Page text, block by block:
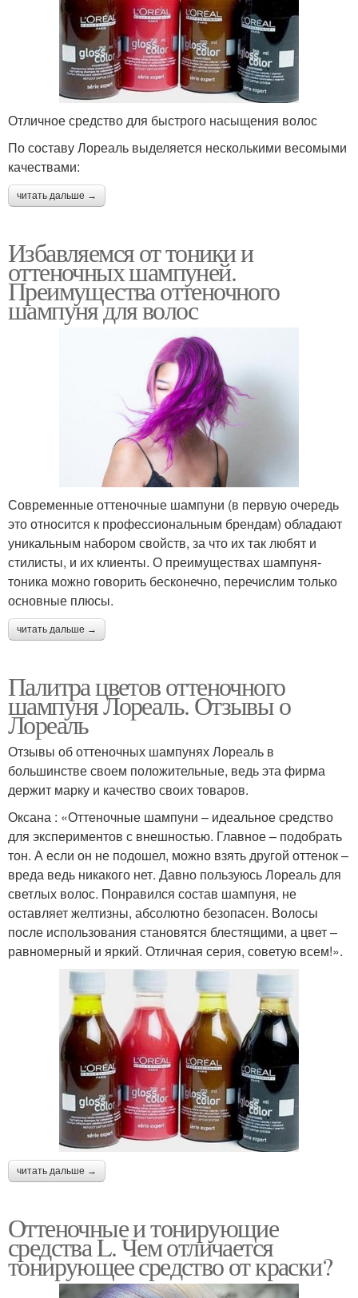
Отличное средство для быстрого насыщения волос
По составу Лореаль выделяется несколькими весомыми
качествами:
читать дальше →
Избавляемся от тоники и
оттеночных шампуней.
Преимущества оттеночного
шампуня для волос
Современные оттеночные шампуни (в первую очередь
это относится к профессиональным брендам) обладают
уникальным набором свойств, за что их так любят и
стилисты, и их клиенты. О преимуществах шампуня-
тоника можно говорить бесконечно, перечислим только
основные плюсы.
читать дальше →
Палитра цветов оттеночного
шампуня Лореаль. Отзывы о
Лореаль
Отзывы об оттеночных шампунях Лореаль в
большинстве своем положительные, ведь эта фирма
держит марку и качество своих товаров.
Оксана : «Оттеночные шампуни – идеальное средство
для экспериментов с внешностью. Главное – подобрать
тон. А если он не подошел, можно взять другой оттенок –
вреда ведь никакого нет. Давно пользуюсь Лореаль для
светлых волос. Понравился состав шампуня, не
оставляет желтизны, абсолютно безопасен. Волосы
после использования становятся блестящими, а цвет –
равномерный и яркий. Отличная серия, советую всем!».
читать дальше →
Оттеночные и тонирующие
средства L. Чем отличается
тонирующее средство от краски?